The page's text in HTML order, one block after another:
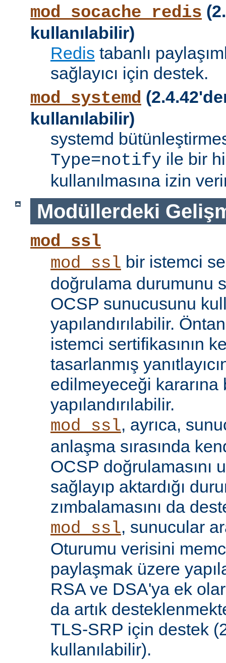
mod_socache_redis
kullanılabilir)
Redis tabanlı
sağlayıcı için destek.
mod_systemd
kullanılabilir)
systemd
Type=notify ile bir
kullanılmasına izin
Modüllerdeki
mod_ssl
mod_ssl bir istemci
doğrulama durumunu
OCSP sunucusunu
yapılandırılabilir.
istemci sertifikasının
tasarlanmış
edilmeyeceği kararına
yapılandırılabilir.
mod_ssl, ayrıca,
anlaşma sırasında
OCSP doğrulamasını
sağlayıp aktardığı
zımbalamasını da
mod_ssl, sunucular
Oturumu verisini
paylaşmak üzere
RSA ve DSA'ya ek
da artık
TLS-SRP için destek
kullanılabilir).